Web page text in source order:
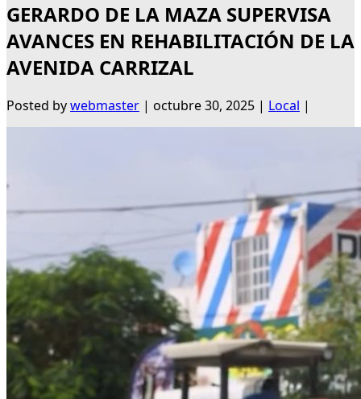
GERARDO DE LA MAZA SUPERVISA
AVANCES EN REHABILITACIÓN DE LA
AVENIDA CARRIZAL
Posted bywebmaster | octubre 30, 2025 | Local |